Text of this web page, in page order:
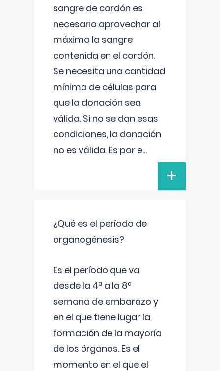
sangre de cordón es
necesario aprovechar al
máximo la sangre
contenida en el cordón.
Se necesita una cantidad
mínima de células para
que la donación sea
válida. Si no se dan esas
condiciones, la donación
no es válida. Es por e...
+
¿Qué es el período de
organogénesis?
Es el período que va
desde la 4ª a la 8ª
semana de embarazo y
en el que tiene lugar la
formación de la mayoría
de los órganos. Es el
momento en el que el